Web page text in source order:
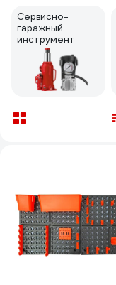
Сервисно-
гаражный
инструмент